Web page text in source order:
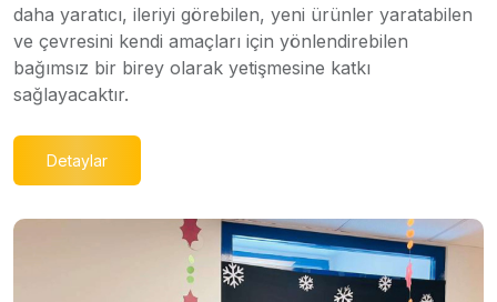
daha yaratıcı, ileriyi görebilen, yeni ürünler yaratabilen
ve çevresini kendi amaçları için yönlendirebilen
bağımsız bir birey olarak yetişmesine katkı
sağlayacaktır.
Detaylar